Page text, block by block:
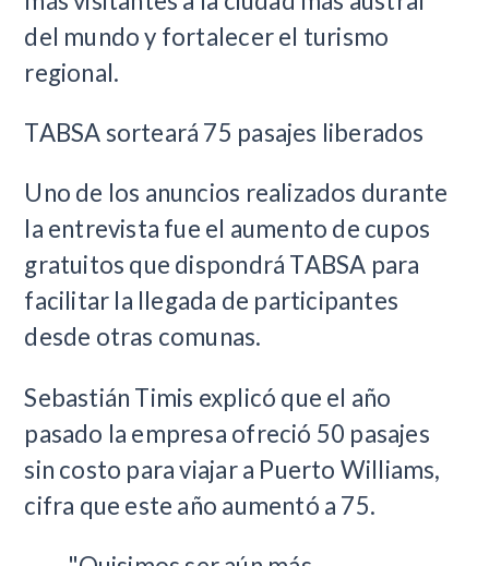
del mundo y fortalecer el turismo
regional.
TABSA sorteará 75 pasajes liberados
Uno de los anuncios realizados durante
la entrevista fue el aumento de cupos
gratuitos que dispondrá TABSA para
facilitar la llegada de participantes
desde otras comunas.
Sebastián Timis explicó que el año
pasado la empresa ofreció 50 pasajes
sin costo para viajar a Puerto Williams,
cifra que este año aumentó a 75.